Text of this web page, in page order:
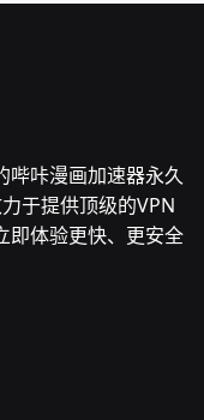
哔咔漫画加速器永久
于提供顶级的VPN
即体验更快、更安全